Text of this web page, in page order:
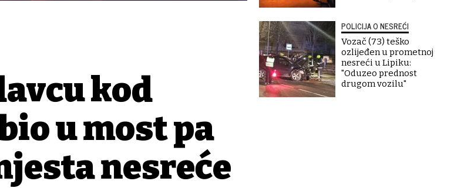
kod
u most pa
nesreće
POLICIJA O NESREĆI
Vozač (73) teško
ozlijeđen u prometnoj
nesreći u Lipiku:
"Oduzeo prednost
drugom vozilu"